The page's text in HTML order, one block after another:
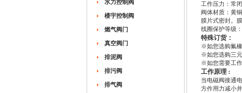
水力控制阀
楼宇控制阀
燃气阀门
真空阀门
排泥阀
排污阀
排气阀
工作压力：常
阀体材质：黄
膜片式密封。
线圈保护等级
特殊订货：
※如您选购氟
※如您选购三元
※如您需要工作
工作原理 :
当电磁阀接通
方作用力减小